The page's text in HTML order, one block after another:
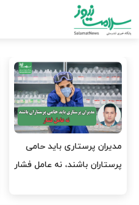
وقت وزیر بهداشت باید صرف
افتتاح پروژه‌ها شود؟